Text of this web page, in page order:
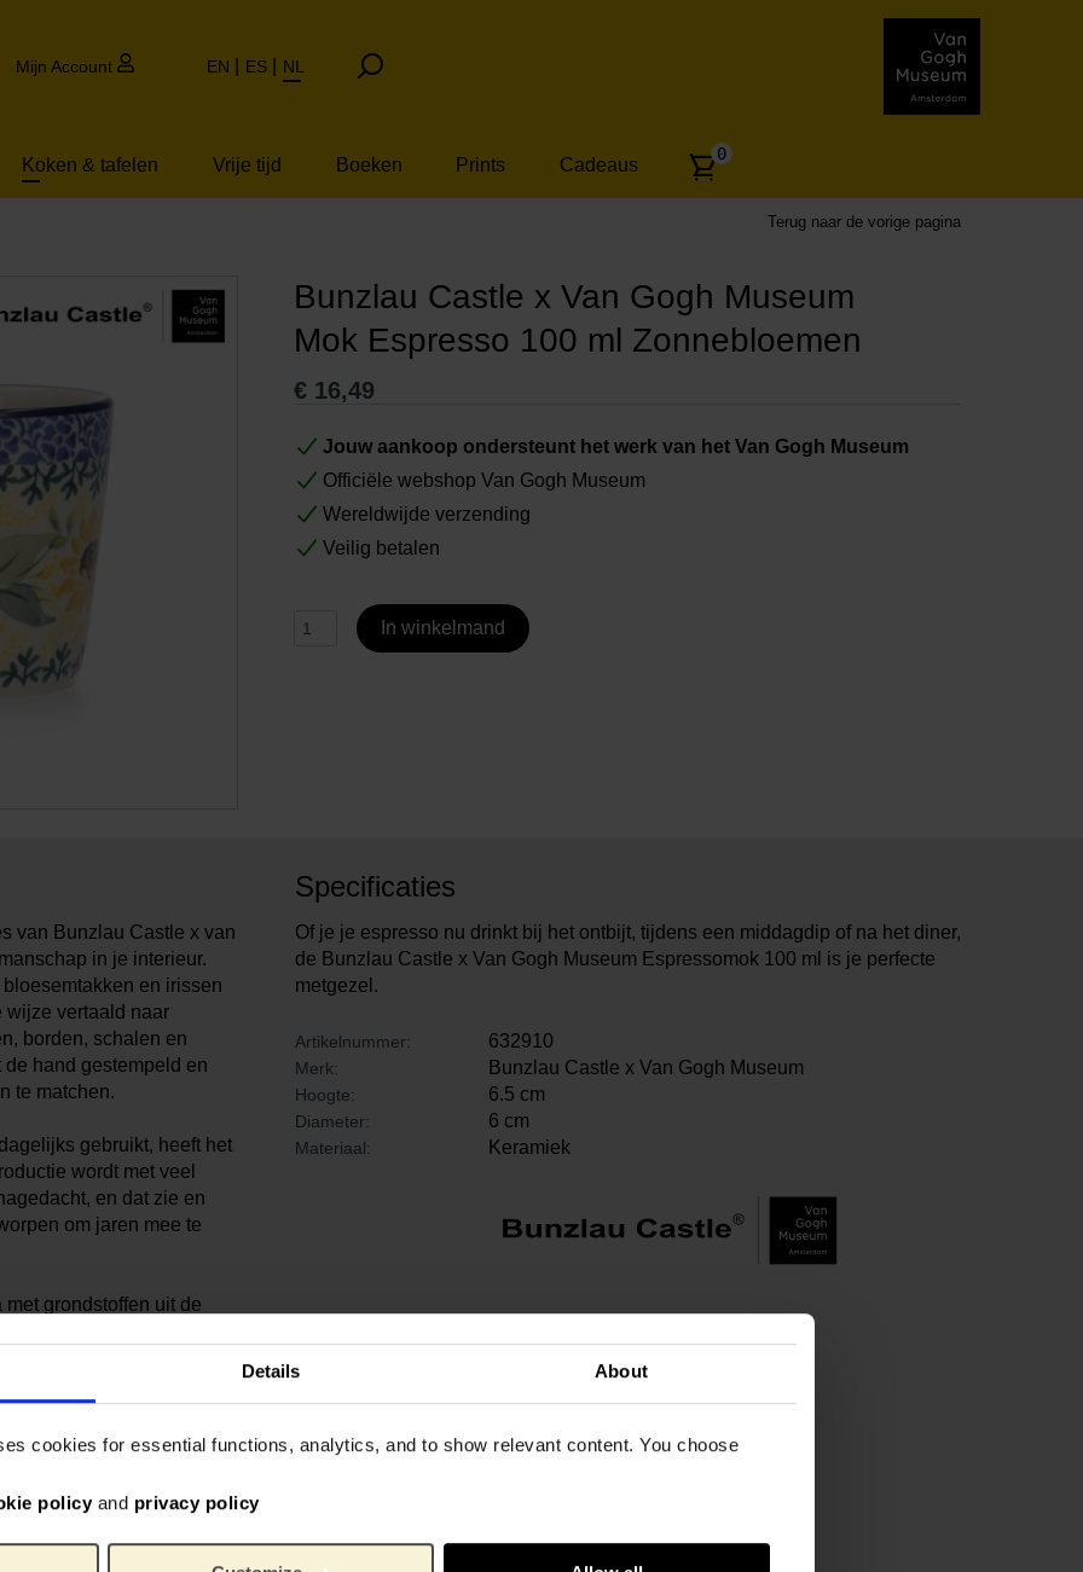
Details About
cookies for essential functions, analytics, and to show relevant content. You choose
policy and privacy policy
Mijn Account EN ES NL
Koken & tafelen Vrije tijd Boeken Prints Cadeaus
Aantal
0
Terug naar de vorige pagina
Bunzlau Castle x Van Gogh Museum
Mok Espresso 100 ml Zonnebloemen
€ 16,49
Jouw aankoop ondersteunt het werk van het Van Gogh Museum
Officiële webshop Van Gogh Museum
Wereldwijde verzending
Veilig betalen
In winkelmand
van Bunzlau Castle x van
in je interieur.
en irissen
wijze vertaald naar
borden, schalen en
hand gestempeld en
te matchen.
gebruikt, heeft het
wordt met veel
en dat zie en
om jaren mee te
grondstoffen uit de
gelegenheden
Specificaties
Of je je espresso nu drinkt bij het ontbijt, tijdens een middagdip of na het diner,
de Bunzlau Castle x Van Gogh Museum Espressomok 100 ml is je perfecte
metgezel.
Artikelnummer: 632910
Merk: Bunzlau Castle x Van Gogh Museum
Hoogte: 6.5 cm
Diameter: 6 cm
Materiaal: Keramiek